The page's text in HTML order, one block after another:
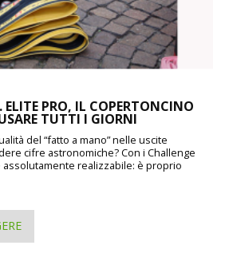
ELITE PRO, IL COPERTONCINO
TUTTI I GIORNI
del “fatto a mano” nelle uscite
cifre astronomiche? Con i Challenge
assolutamente realizzabile: è proprio